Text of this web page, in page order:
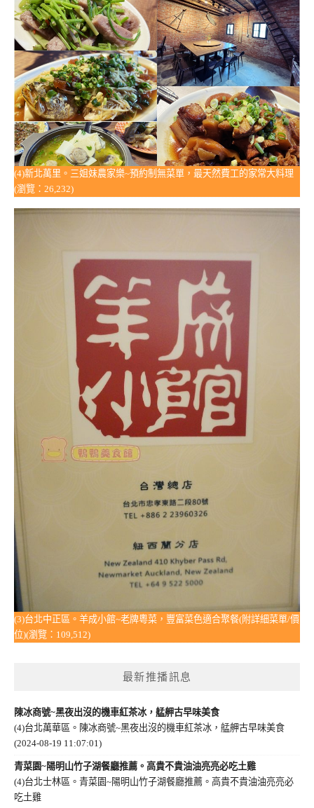
(4)新北萬里。三姐妹農家樂~預約制無菜單，最天然費工的家常大料理
(瀏覽：26,232)
(3)台北中正區。羊成小館~老牌粵菜，豐富菜色適合聚餐(附詳細菜單/價
位)(瀏覽：109,512)
最新推播訊息
陳冰商號~黑夜出沒的機車紅茶冰，艋舺古早味美食
(4)台北萬華區。陳冰商號~黑夜出沒的機車紅茶冰，艋舺古早味美食
(2024-08-19 11:07:01)
青菜園~陽明山竹子湖餐廳推薦。高貴不貴油油亮亮必吃土雞
(4)台北士林區。青菜園~陽明山竹子湖餐廳推薦。高貴不貴油油亮亮必
吃土雞